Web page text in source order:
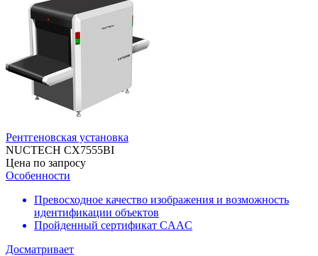
Рентгеновская установка
NUCTECH CX7555BI
Цена по запросу
Особенности
Превосходное качество изображения и возможность
идентификации объектов
Пройденный сертификат CAAC
Досматривает